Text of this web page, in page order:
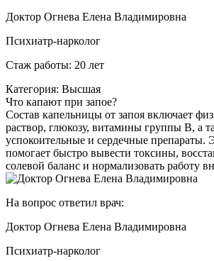
Доктор Огнева Елена Владимировна
Психиатр-нарколог
Стаж работы: 20 лет
Категория: Высшая
Что капают при запое?
Состав капельницы от запоя включает
раствор, глюкозу, витамины группы B, а
успокоительные и сердечные препараты.
помогает быстро вывести токсины,
солевой баланс и нормализовать работу
На вопрос ответил врач:
Доктор Огнева Елена Владимировна
Психиатр-нарколог